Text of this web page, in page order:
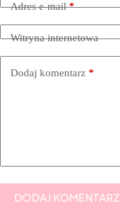
Adres e-mail*
Witryna internetowa
Dodaj komentarz *
DODAJ KOMENTARZ